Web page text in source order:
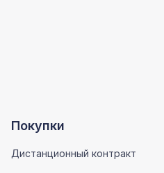
Покупки
Дистанционный контракт